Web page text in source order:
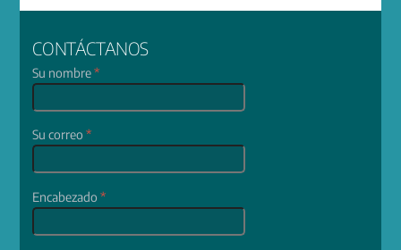
CONTÁCTANOS
Su nombre*
Su correo*
Encabezado*